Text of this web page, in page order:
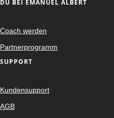
DU BEI EMANUEL ALBERT
Coach werden
Partnerprogramm
SUPPORT
Kundensupport
AGB